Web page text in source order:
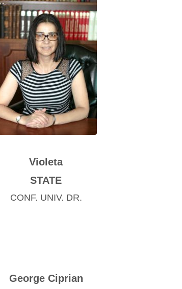
Violeta
STATE
CONF. UNIV. DR.
George Ciprian